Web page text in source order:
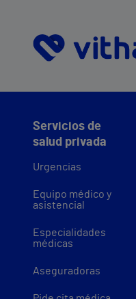
Servicios de
salud privada
Urgencias
Equipo médico y
asistencial
Especialidades
médicas
Aseguradoras